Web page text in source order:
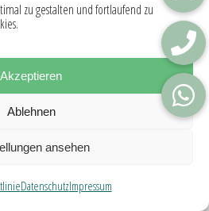
zu gestalten und fortlaufend zu
Akzeptieren
Ablehnen
ansehen
DatenschutzImpressum
um einen Kommentar
mbH